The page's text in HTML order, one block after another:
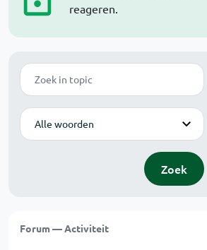
reageren.
Zoek
Modus
Zoek
Forum — Activiteit